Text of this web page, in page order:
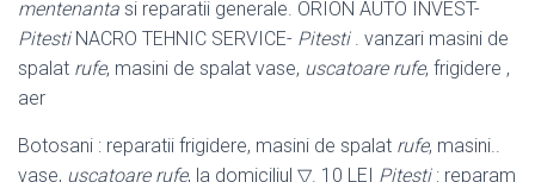
mentenanta si reparatii generale. ORION AUTO INVEST-
PitestiNACRO TEHNIC SERVICE- Pitesti. vanzari masini de
spalat rufe, masini de spalat vase, uscatoare rufe, frigidere ,
aer
Botosani : reparatii frigidere, masini de spalat rufe, masini..
vase, uscatoare rufe, la domiciliul ▽. 10 LEI Pitesti: reparam